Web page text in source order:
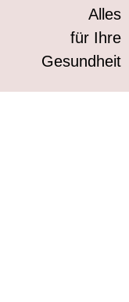
Alles
für Ihre
Gesundheit